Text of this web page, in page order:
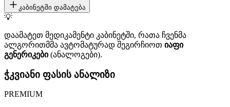
კაბინეტში დამატება
💡
დაამატეთ მედიკამენტი კაბინეტში, რათა ჩვენმა
ალგორითმმა ავტომატურად შეგირჩიოთ იაფი
გენერიკები(ანალოგები).
ჭკვიანი ფასის ანალიზი
PREMIUM